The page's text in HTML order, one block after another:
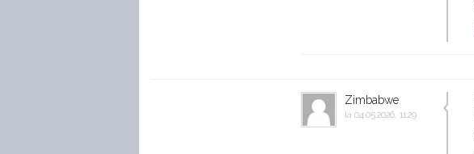
Zimbabwe
la 04.05.2026, 11:29